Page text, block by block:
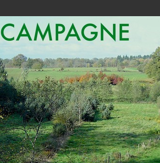
CAMPAGNE AVEC
IkerElguezabal
Comment is Closed